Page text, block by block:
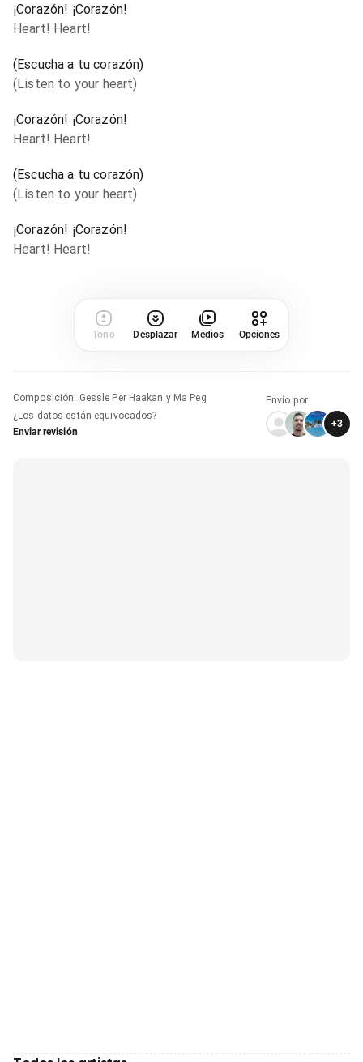
¡Corazón! ¡Corazón!
Heart! Heart!
(Escucha a tu corazón)
(Listen to your heart)
¡Corazón! ¡Corazón!
Heart! Heart!
(Escucha a tu corazón)
(Listen to your heart)
¡Corazón! ¡Corazón!
Heart! Heart!
Tono Desplazar Medios Opciones
Composición: Gessle Per Haakan y Ma Peg
¿Los datos están equivocados?
Enviar revisión
Envío por
+3